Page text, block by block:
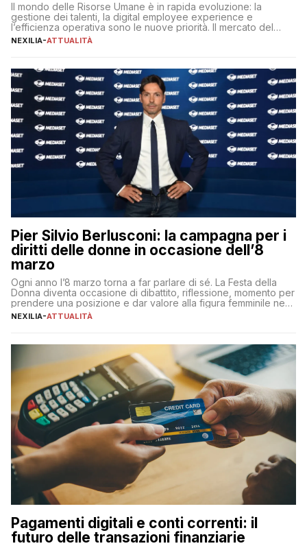
Il mondo delle Risorse Umane è in rapida evoluzione: la
gestione dei talenti, la digital employee experience e
l’efficienza operativa sono le nuove priorità. Il mercato del
lavoro, d’altra parte, è sempre più competitivo con una lotta
NEXILIA-ATTUALITÀ
Pier Silvio Berlusconi: la campagna per i
diritti delle donne in occasione dell’8
marzo
Ogni anno l’8 marzo torna a far parlare di sé. La Festa della
Donna diventa occasione di dibattito, riflessione, momento per
prendere una posizione e dar valore alla figura femminile nella
sua complessità e crucialità. A lanciare un messaggio “forte e
NEXILIA-ATTUALITÀ
Pagamenti digitali e conti correnti: il
futuro delle transazioni finanziarie